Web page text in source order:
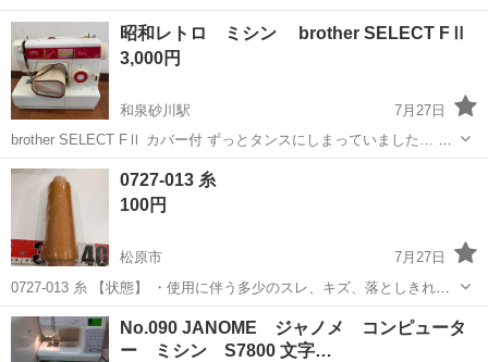
お願いします
大阪 松原市 河内天美駅
昭和レトロ ミシン brother SELECT FⅡ
3,000円
和泉砂川駅
7月27日
brother SELECT FⅡ カバー付 ずっとタンスにしまっていました… ド
タキャンしない方、引き取りに来てくださる方のみお問い合わせくだ
さい。
大阪 泉南市 和泉砂川駅
0727-013 糸
100円
松原市
7月27日
0727-013 糸 【状態】 ・使用に伴う多少のスレ、キズ、落としきれな
い汚れなどございます ・詳細は現地でご確認ください ・お値引きは出
来かねますのでご了承願います ※中古品のため、状態についてはご理
解...
大阪 松原市
No.090 JANOME ジャノメ コンピュータ
ー ミシン S7800 文字…